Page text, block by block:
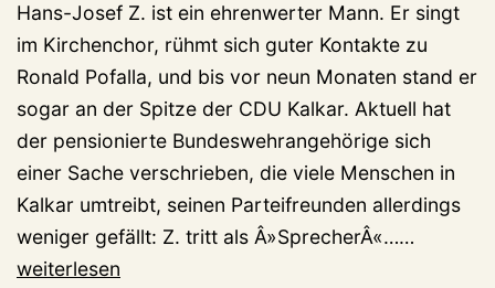
Kleve
Hans-Josef Z. ist ein ehrenwerter Mann. Er singt
im Kirchenchor, rühmt sich guter Kontakte zu
Ronald Pofalla, und bis vor neun Monaten stand er
sogar an der Spitze der CDU Kalkar. Aktuell hat
der pensionierte Bundeswehrangehörige sich
einer Sache verschrieben, die viele Menschen in
Kalkar umtreibt, seinen Parteifreunden allerdings
weniger gefällt: Z. tritt als Â»SprecherÂ«……
weiterlesen